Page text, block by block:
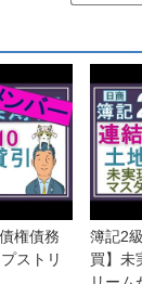
権債務
ストリ
簿記2
買】未